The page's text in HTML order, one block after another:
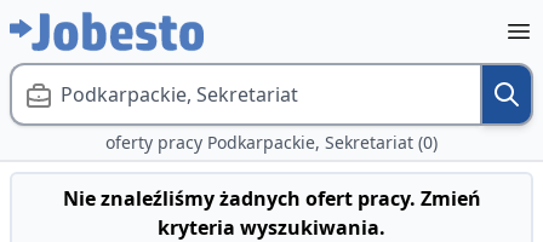
Podkarpackie, Sekretariat
oferty pracy Podkarpackie, Sekretariat (0)
Nie znaleźliśmy żadnych ofert pracy. Zmień
kryteria wyszukiwania.